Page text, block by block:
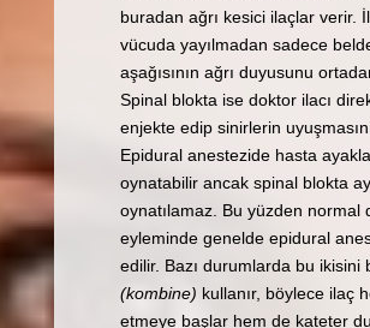
buradan ağrı kesici ilaçlar verir.
vücuda yayılmadan sadece
aşağısının ağrı duyusunu
Spinal blokta ise doktor ilacı
enjekte edip sinirlerin
Epidural anestezide hasta
oynatabilir ancak spinal blokta
oynatılamaz. Bu yüzden normal
eyleminde genelde epidural
edilir. Bazı durumlarda bu ikisini
(kombine) kullanır, böylece ilaç
etmeye başlar hem de kateter